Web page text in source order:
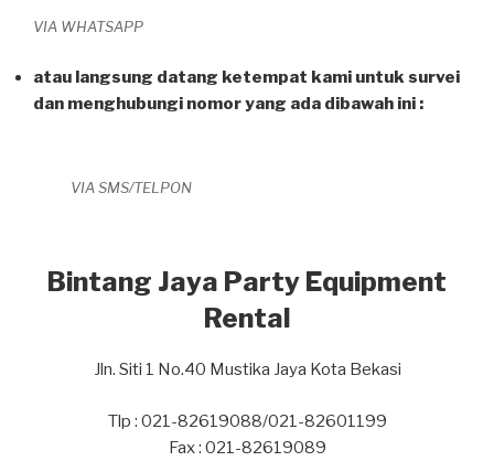
VIA WHATSAPP
atau langsung datang ketempat kami untuk survei
dan menghubungi nomor yang ada dibawah ini :
VIA SMS/TELPON
Bintang Jaya Party Equipment
Rental
Jln. Siti 1 No.40 Mustika Jaya Kota Bekasi
Tlp : 021-82619088/021-82601199
Fax : 021-82619089